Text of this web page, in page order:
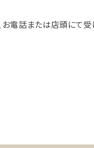
電話または店頭にて受